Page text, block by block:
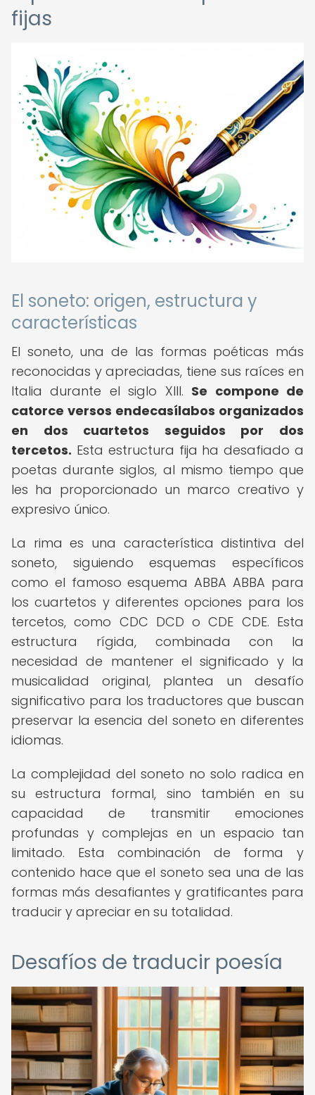
fijas
El soneto: origen, estructura y
características
El soneto, una de las formas poéticas más
reconocidas y apreciadas, tiene sus raíces en
Italia durante el siglo XIII. Se compone de
catorce versos endecasílabos organizados
en dos cuartetos seguidos por dos
tercetos. Esta estructura fija ha desafiado a
poetas durante siglos, al mismo tiempo que
les ha proporcionado un marco creativo y
expresivo único.
La rima es una característica distintiva del
soneto, siguiendo esquemas específicos
como el famoso esquema ABBA ABBA para
los cuartetos y diferentes opciones para los
tercetos, como CDC DCD o CDE CDE. Esta
estructura rígida, combinada con la
necesidad de mantener el significado y la
musicalidad original, plantea un desafío
significativo para los traductores que buscan
preservar la esencia del soneto en diferentes
idiomas.
La complejidad del soneto no solo radica en
su estructura formal, sino también en su
capacidad de transmitir emociones
profundas y complejas en un espacio tan
limitado. Esta combinación de forma y
contenido hace que el soneto sea una de las
formas más desafiantes y gratificantes para
traducir y apreciar en su totalidad.
Desafíos de traducir poesía